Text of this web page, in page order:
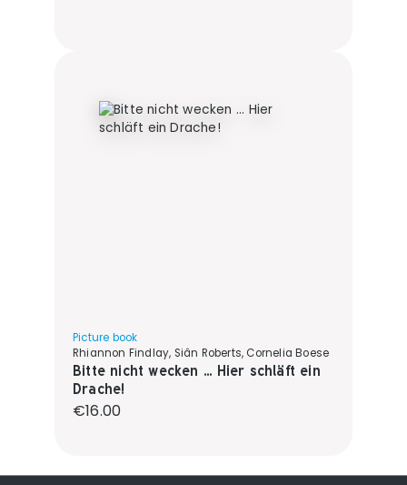
Picture book
Rhiannon Findlay, Siân Roberts, Cornelia Boese
Bitte nicht wecken ... Hier schläft ein
Drache!
Regular price:
€16.00